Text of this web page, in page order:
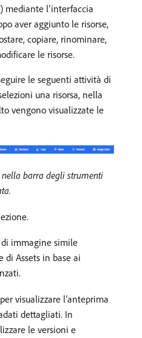
mediante l’interfaccia
aver aggiunto le risorse,
copiare, rinominare,
le risorse.
le seguenti attività di
una risorsa, nella
vengono visualizzate le
barra degli strumenti
immagine simile
di Assets in base ai
visualizzare l’anteprima
dettagliati. In
le versioni e